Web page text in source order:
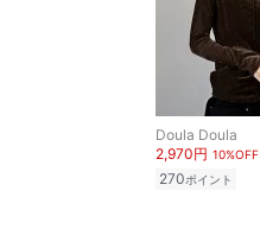
Doula Doula
2,970円 10%OFF
270ポイント